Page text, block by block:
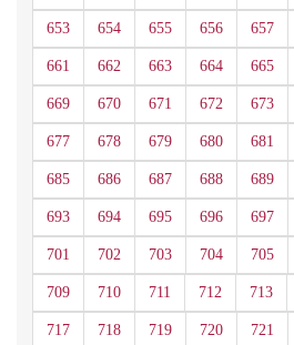
653 654 655 656 657
661 662 663 664 665
669 670 671 672 673
677 678 679 680 681
685 686 687 688 689
693 694 695 696 697
701 702 703 704 705
709 710 711 712 713
717 718 719 720 721